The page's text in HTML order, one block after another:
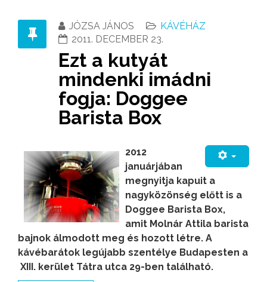
JÓZSA JÁNOS
KÁVÉHÁZ
2011. DECEMBER 23.
Ezt a kutyát
mindenki imádni
fogja: Doggee
Barista Box
2012
januárjában
megnyitja kapuit a
nagyközönség előtt is a
Doggee Barista Box,
amit Molnár Attila barista
bajnok álmodott meg és hozott létre. A
kávébarátok legújabb szentélye Budapesten a
XIII. kerület Tátra utca 29-ben található.